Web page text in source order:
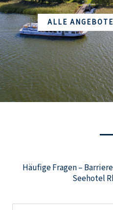
ALLE
Häufige Fragen –
Seehotel